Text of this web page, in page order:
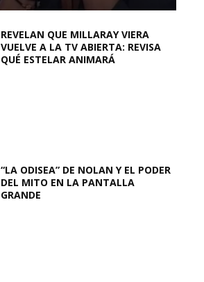
REVELAN QUE MILLARAY VIERA
VUELVE A LA TV ABIERTA: REVISA
QUÉ ESTELAR ANIMARÁ
“LA ODISEA” DE NOLAN Y EL PODER
DEL MITO EN LA PANTALLA
GRANDE